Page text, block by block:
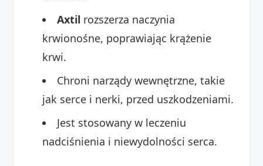
Axtil rozszerza naczynia
krwionośne, poprawiając krążenie
krwi.
Chroni narządy wewnętrzne, takie
jak serce i nerki, przed uszkodzeniami.
Jest stosowany w leczeniu
nadciśnienia i niewydolności serca.